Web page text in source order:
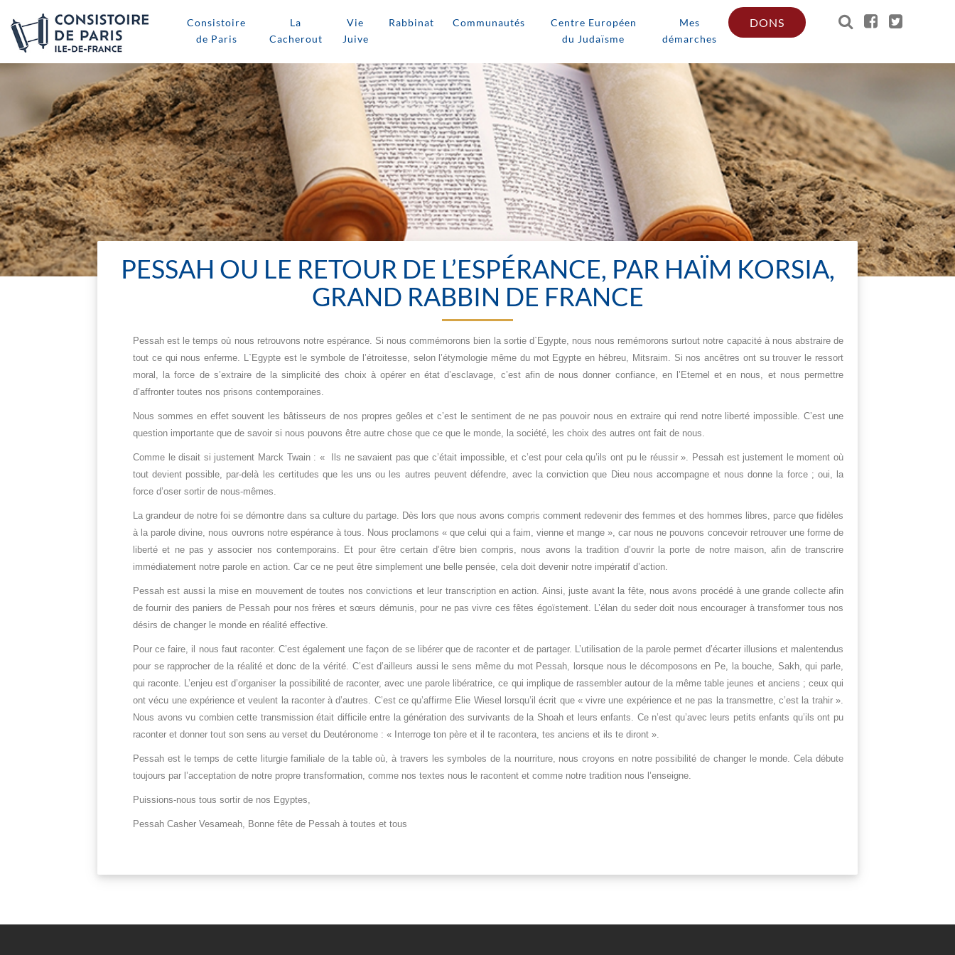
Consistoire
de Paris
La
Cacherout
Vie
Juive
Rabbinat Communautés
Centre Européen
du Judaïsme
Mes
démarches
DONS
PESSAH OU LE RETOUR DE L’ESPÉRANCE, PAR HAÏM KORSIA,
GRAND RABBIN DE FRANCE
Pessah est le temps où nous retrouvons notre espérance. Si nous commémorons bien la sortie d`Egypte, nous nous remémorons surtout notre capacité à nous abstraire de
tout ce qui nous enferme. L`Egypte est le symbole de l’étroitesse, selon l’étymologie même du mot Egypte en hébreu, Mitsraim. Si nos ancêtres ont su trouver le ressort
moral, la force de s’extraire de la simplicité des choix à opérer en état d’esclavage, c’est afin de nous donner confiance, en l’Eternel et en nous, et nous permettre
d’affronter toutes nos prisons contemporaines.
Nous sommes en effet souvent les bâtisseurs de nos propres geôles et c’est le sentiment de ne pas pouvoir nous en extraire qui rend notre liberté impossible. C’est une
question importante que de savoir si nous pouvons être autre chose que ce que le monde, la société, les choix des autres ont fait de nous.
Comme le disait si justement Marck Twain : « Ils ne savaient pas que c’était impossible, et c’est pour cela qu’ils ont pu le réussir ». Pessah est justement le moment où
tout devient possible, par-delà les certitudes que les uns ou les autres peuvent défendre, avec la conviction que Dieu nous accompagne et nous donne la force ; oui, la
force d’oser sortir de nous-mêmes.
La grandeur de notre foi se démontre dans sa culture du partage. Dès lors que nous avons compris comment redevenir des femmes et des hommes libres, parce que fidèles
à la parole divine, nous ouvrons notre espérance à tous. Nous proclamons « que celui qui a faim, vienne et mange », car nous ne pouvons concevoir retrouver une forme de
liberté et ne pas y associer nos contemporains. Et pour être certain d’être bien compris, nous avons la tradition d’ouvrir la porte de notre maison, afin de transcrire
immédiatement notre parole en action. Car ce ne peut être simplement une belle pensée, cela doit devenir notre impératif d’action.
Pessah est aussi la mise en mouvement de toutes nos convictions et leur transcription en action. Ainsi, juste avant la fête, nous avons procédé à une grande collecte afin
de fournir des paniers de Pessah pour nos frères et sœurs démunis, pour ne pas vivre ces fêtes égoïstement. L’élan du seder doit nous encourager à transformer tous nos
désirs de changer le monde en réalité effective.
Pour ce faire, il nous faut raconter. C’est également une façon de se libérer que de raconter et de partager. L’utilisation de la parole permet d’écarter illusions et malentendus
pour se rapprocher de la réalité et donc de la vérité. C’est d’ailleurs aussi le sens même du mot Pessah, lorsque nous le décomposons en Pe, la bouche, Sakh, qui parle,
qui raconte. L’enjeu est d’organiser la possibilité de raconter, avec une parole libératrice, ce qui implique de rassembler autour de la même table jeunes et anciens ; ceux qui
ont vécu une expérience et veulent la raconter à d’autres. C’est ce qu’affirme Elie Wiesel lorsqu’il écrit que « vivre une expérience et ne pas la transmettre, c’est la trahir ».
Nous avons vu combien cette transmission était difficile entre la génération des survivants de la Shoah et leurs enfants. Ce n’est qu’avec leurs petits enfants qu’ils ont pu
raconter et donner tout son sens au verset du Deutéronome : « Interroge ton père et il te racontera, tes anciens et ils te diront ».
Pessah est le temps de cette liturgie familiale de la table où, à travers les symboles de la nourriture, nous croyons en notre possibilité de changer le monde. Cela débute
toujours par l’acceptation de notre propre transformation, comme nos textes nous le racontent et comme notre tradition nous l’enseigne.
Puissions-nous tous sortir de nos Egyptes,
Pessah Casher Vesameah, Bonne fête de Pessah à toutes et tous